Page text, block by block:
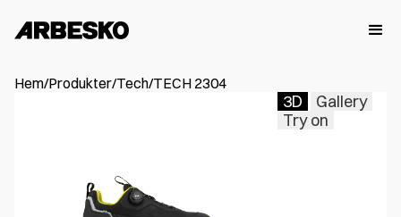
Hem/Produkter/Tech/TECH 2304
3D
Gallery
Try on